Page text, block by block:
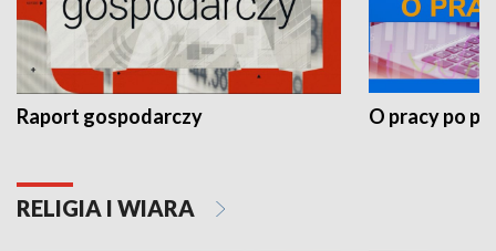
Raport gospodarczy O pracy po
RELIGIA I WIARA